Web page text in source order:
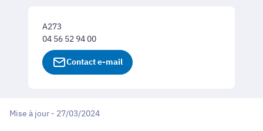
A273
04 56 52 94 00
Contact e-mail
Mise à jour - 27/03/2024